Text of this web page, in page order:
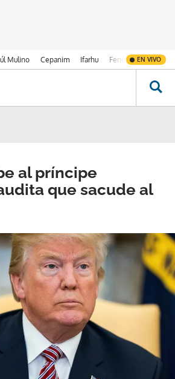
Mulino Cepanim Ifarhu Fenómeno de El
EN VIVO
al príncipe
que sacude al